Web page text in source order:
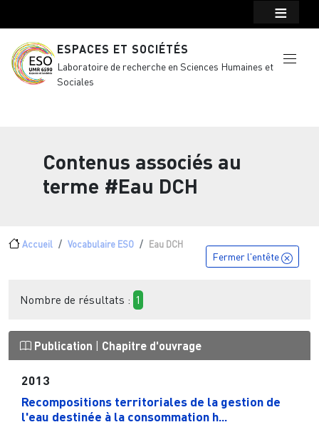
ESPACES ET SOCIÉTÉS
Laboratoire de recherche en Sciences Humaines et
Sociales
Contenus associés au
terme #Eau DCH
Fil d'Ariane
Accueil Vocabulaire ESO Eau DCH
Fermer l'entête
Nombre de résultats : 1
Publication Chapitre d'ouvrage
2013
Recompositions territoriales de la gestion de
l'eau destinée à la consommation h...